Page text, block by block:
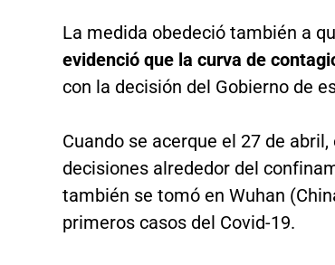
La medida obedeció también a
evidenció que la curva de
con la decisión del Gobierno de
Cuando se acerque el 27 de
decisiones alrededor del
también se tomó en Wuhan
primeros casos del Covid-19.